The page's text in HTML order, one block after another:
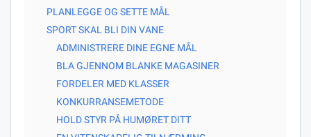
PLANLEGGE OG SETTE MÅL
SPORT SKAL BLI DIN VANE
ADMINISTRERE DINE EGNE MÅL
BLA GJENNOM BLANKE MAGASINER
FORDELER MED KLASSER
KONKURRANSEMETODE
HOLD STYR PÅ HUMØRET DITT